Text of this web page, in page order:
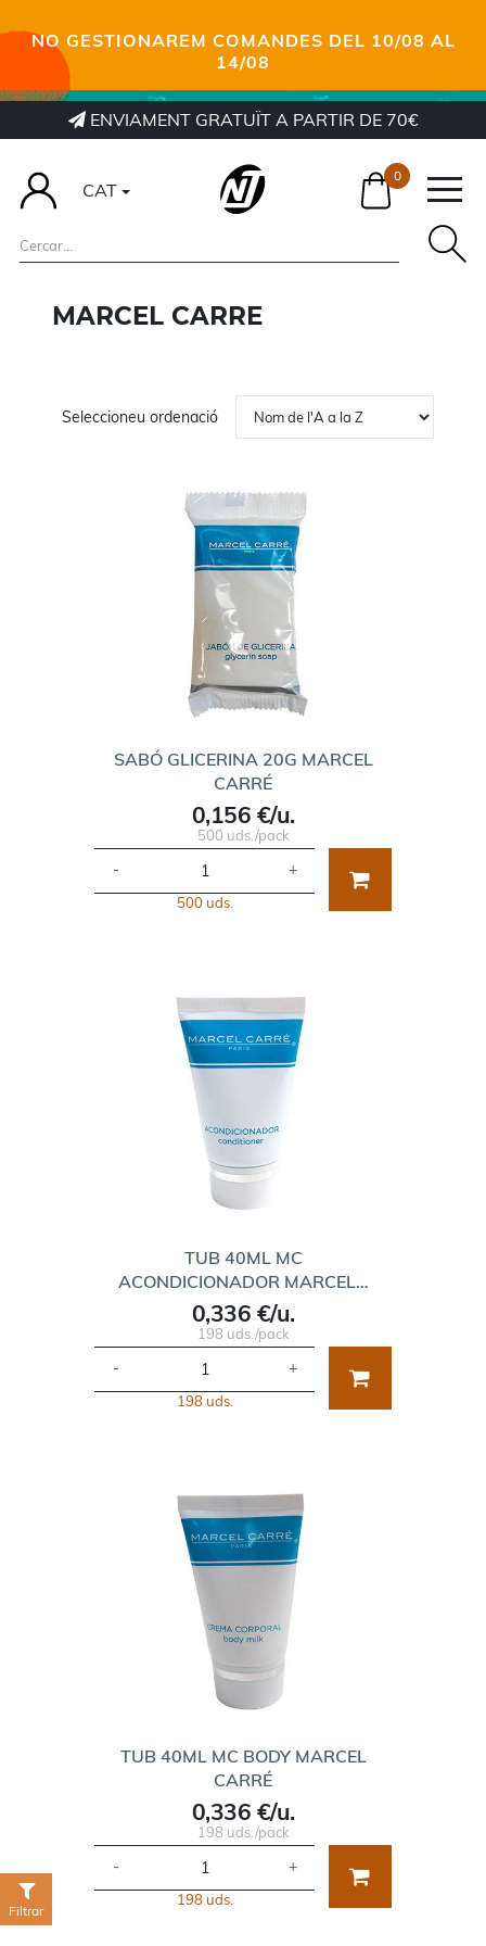
NO GESTIONAREM COMANDES DEL 10/08 AL
14/08
ENVIAMENT GRATUÏT A PARTIR DE 70€
CAT
0
MARCEL CARRE
Seleccioneu ordenació
SABÓ GLICERINA 20G MARCEL
CARRÉ
0,156 €/u.
500 uds./pack
- +
500 uds.
TUB 40ML MC
ACONDICIONADOR MARCEL…
0,336 €/u.
198 uds./pack
- +
198 uds.
TUB 40ML MC BODY MARCEL
CARRÉ
0,336 €/u.
198 uds./pack
- +
198 uds.
Filtrar